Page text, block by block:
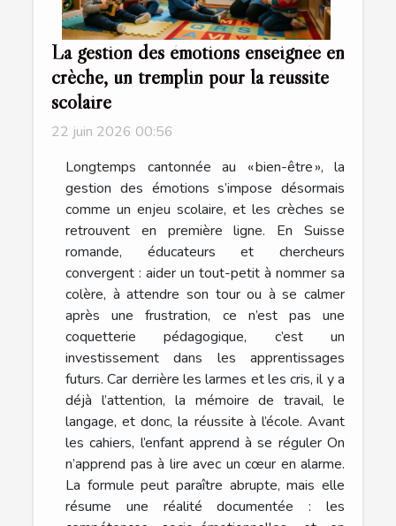
La gestion des émotions enseignée en
crèche, un tremplin pour la réussite
scolaire
22 juin 2026 00:56
Longtemps cantonnée au « bien-être », la
gestion des émotions s’impose désormais
comme un enjeu scolaire, et les crèches se
retrouvent en première ligne. En Suisse
romande, éducateurs et chercheurs
convergent : aider un tout-petit à nommer sa
colère, à attendre son tour ou à se calmer
après une frustration, ce n’est pas une
coquetterie pédagogique, c’est un
investissement dans les apprentissages
futurs. Car derrière les larmes et les cris, il y a
déjà l’attention, la mémoire de travail, le
langage, et donc, la réussite à l’école. Avant
les cahiers, l’enfant apprend à se réguler On
n’apprend pas à lire avec un cœur en alarme.
La formule peut paraître abrupte, mais elle
résume une réalité documentée : les